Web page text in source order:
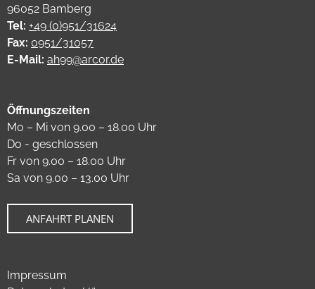
96052 Bamberg
Tel: +49 (0)951/31624
Fax: 0951/31057
E-Mail: ah99@arcor.de
Öffnungszeiten
Mo – Mi von 9.00 – 18.00 Uhr
Do - geschlossen
Fr von 9.00 – 18.00 Uhr
Sa von 9.00 – 13.00 Uhr
ANFAHRT PLANEN
Impressum